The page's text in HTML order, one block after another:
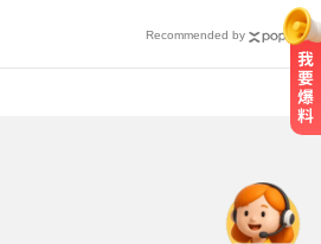
Recommended by